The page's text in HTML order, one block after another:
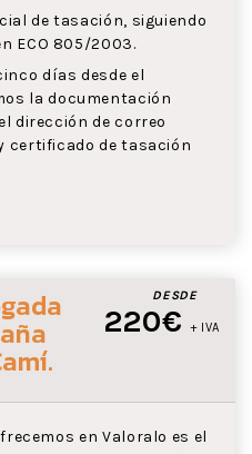
de tasación, siguiendo
ECO 805/2003.
días desde el
la documentación
dirección de correo
certificado de tasación
DESDE
220€ + IVA
.
en Valoralo es el